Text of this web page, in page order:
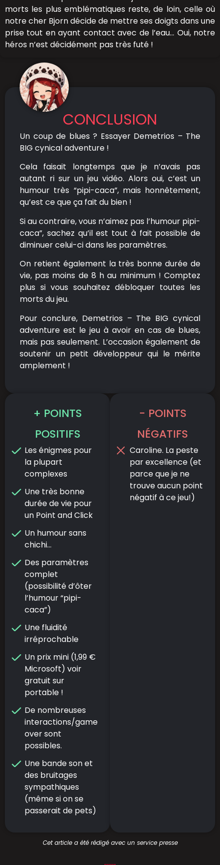
morts les plus emblématiques reste, de loin, celle où
notre cher Bjorn décide de mettre ses doigts dans une
prise tout en ayant contact avec de l’eau… Oui, notre
héros n’est décidément pas très futé !
CONCLUSION
Un coup de blues ? Essayer Demetrios – The
BIG cynical adventure !
Cela faisait longtemps que je n’avais pas
autant ri sur un jeu vidéo. Alors oui, c’est un
humour très “pipi-caca”, mais honnêtement,
qu’est ce que ça fait du bien !
Si au contraire, vous n’aimez pas l’humour pipi-
caca”, sachez qu’il est tout à fait possible de
diminuer celui-ci dans les paramètres.
On retient également la très bonne durée de
vie, pas moins de 8 h au minimum ! Comptez
plus si vous souhaitez débloquer toutes les
morts du jeu.
Pour conclure, Demetrios – The BIG cynical
adventure est le jeu à avoir en cas de blues,
mais pas seulement. L’occasion également de
soutenir un petit développeur qui le mérite
amplement !
+ POINTS
POSITIFS
Les énigmes pour
la plupart
complexes
Une très bonne
durée de vie pour
un Point and Click
Un humour sans
chichi…
Des paramètres
complet
(possibilité d’ôter
l’humour “pipi-
caca”)
Une fluidité
irréprochable
Un prix mini (1,99 €
Microsoft) voir
gratuit sur
portable !
De nombreuses
interactions/game
over sont
possibles.
Une bande son et
des bruitages
sympathiques
(même si on se
passerait de pets)
- POINTS
NÉGATIFS
Caroline. La peste
parexcellence (et
parce que je ne
trouve aucun point
négatif à ce jeu!)
Cet article a été rédigé avec un service presse